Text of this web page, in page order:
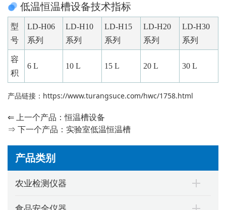
产品类别
农业检测仪器
低温恒温槽设备技术指标
型
号
LD-H06
系列
LD-H10
系列
LD-H15
系列
LD-H20
系列
LD-H30
系列
容
积
6 L 10 L 15 L 20 L 30 L
产品链接： https://www.turangsuce.com/hwc/1758.html
⇐ 上一个产品：恒温槽设备
⇒ 下一个产品： 实验室低温恒温槽